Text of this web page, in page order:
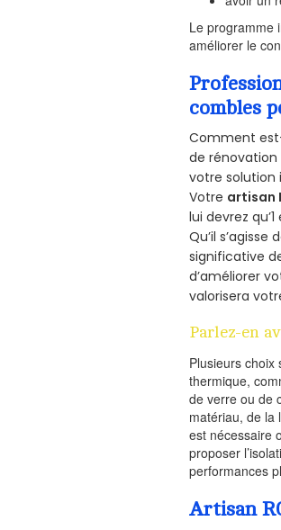
Le programme
améliorer le
combles
Comment
de rénovation
votre solution
Votre artisan
lui devrez
Qu’il
significative
d’améliorer
valorisera
Parlez-en
Plusieurs choix
thermique,
de verre ou de
matériau, de la
est nécessaire
proposer
performances
Artisan